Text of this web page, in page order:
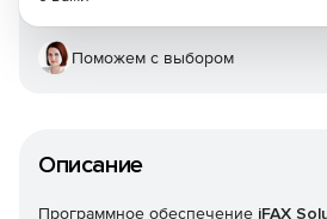
Описание
Программное обеспечение iFAX
Поможем с выбором